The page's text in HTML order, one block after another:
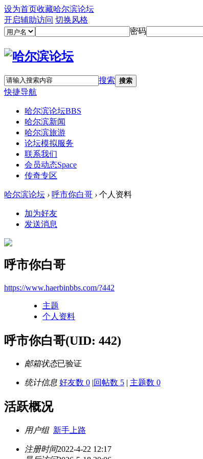
设为首页收藏哈尔滨论坛
开启辅助访问 切换风格
密码
搜索 搜索
快捷导航
哈尔滨论坛BBS
哈尔滨新闻
哈尔滨旅游
论坛模拟服务
联系我们
会员动态Space
传奇专区
哈尔滨论坛 › 呼市你白哥 › 个人资料
加为好友
发送消息
呼市你白哥
https://www.haerbinbbs.com/?442
主题
个人资料
呼市你白哥(UID: 442)
邮箱状态已验证
统计信息 好友数 0 |回帖数 5 | 主题数 0
活跃概况
用户组 新手上路
注册时间2022-4-22 12:17